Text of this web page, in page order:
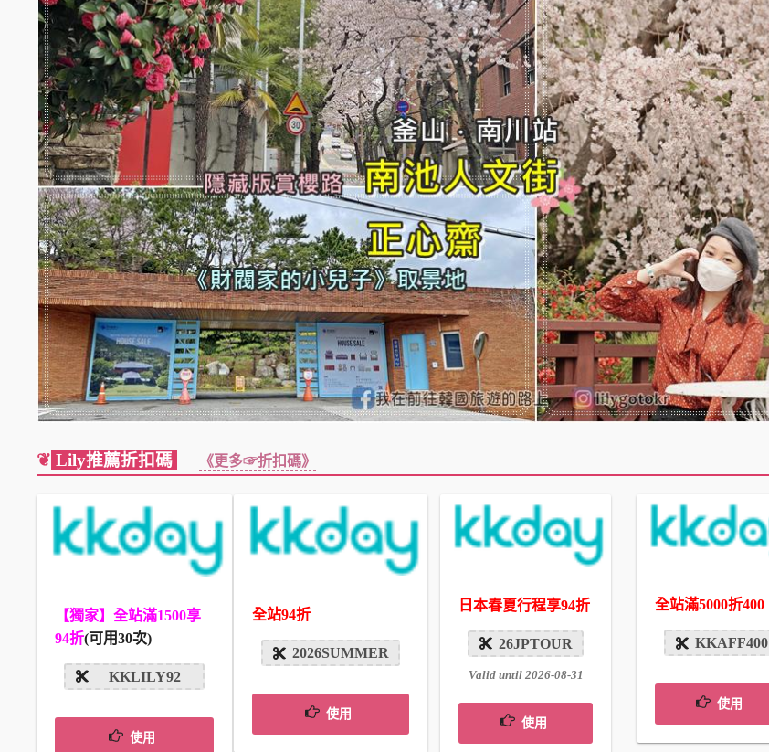
❦ Lily推薦折扣碼 《更多☞折扣碼》
【獨家】全站滿1500享
94折(可用30次)
KKLILY92
使用
全站94折
2026SUMMER
使用
日本春夏行程享94折
26JPTOUR
Valid until 2026-08-31
使用
全站滿5000折400
KKAFF400
使用